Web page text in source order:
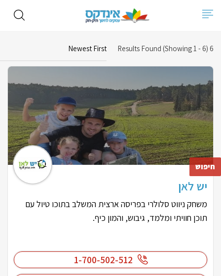
6
Newest First
יש לאן
משחק ניווט סלולרי בפריסה ארצית המשלב בתוכו טיול עם
תוכן חוויתי ומלמד, גיבוש, והמון כיף.
1-700-502-512